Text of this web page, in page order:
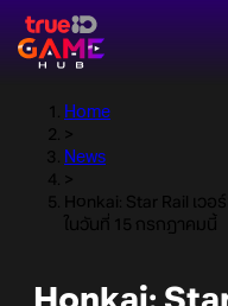
Home
>
News
>
Honkai: Star Rail เว
ในวันที่ 15 กรกฎาคมนี้